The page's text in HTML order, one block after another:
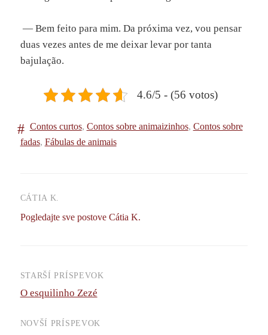
— Bem feito para mim. Da próxima vez, vou pensar
duas vezes antes de me deixar levar por tanta
bajulação.
4.6/5 - (56 votos)
Contos curtos, Contos sobre animaizinhos, Contos sobre
fadas, Fábulas de animais
CÁTIA K.
Pogledajte sve postove Cátia K.
Navigácia
príspevkov
STARŠÍ PRÍSPEVOK
O esquilinho Zezé
NOVŠÍ PRÍSPEVOK